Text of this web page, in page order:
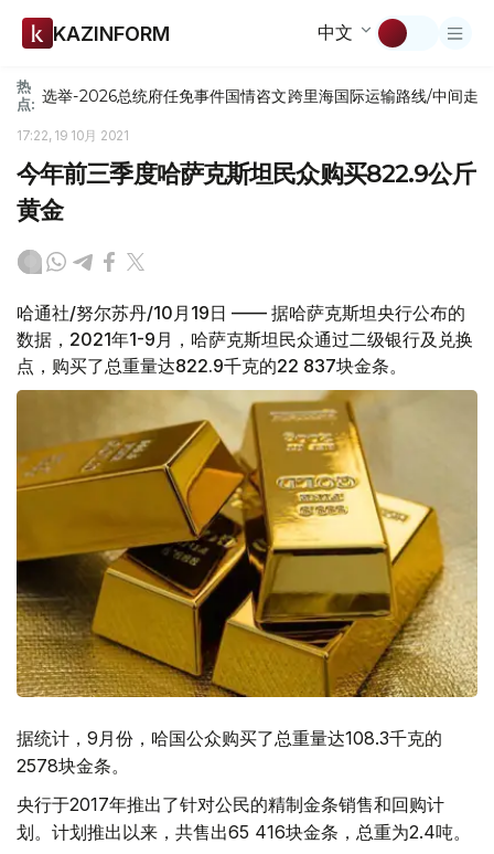
KAZINFORM 中文
热
点: 选举-2026总统府任免事件国情咨文跨里海国际运输路线/中间走廊
17:22, 19 10月 2021
今年前三季度哈萨克斯坦民众购买822.9公斤
黄金
哈通社/努尔苏丹/10月19日 —— 据哈萨克斯坦央行公布的
数据，2021年1-9月，哈萨克斯坦民众通过二级银行及兑换
点，购买了总重量达822.9千克的22 837块金条。
据统计，9月份，哈国公众购买了总重量达108.3千克的
2578块金条。
央行于2017年推出了针对公民的精制金条销售和回购计
划。计划推出以来，共售出65 416块金条，总重为2.4吨。